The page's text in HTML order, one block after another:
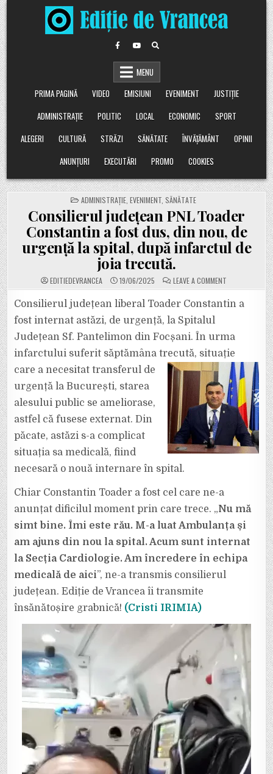
Skip
to
content
MENU
PRIMA PAGINĂ
VIDEO EMISIUNI EVENIMENT
JUSTIȚIE
ADMINISTRAȚIE
POLITIC LOCAL ECONOMIC
SPORT
ALEGERI
CULTURĂ STRĂZI SĂNĂTATE ÎNVĂȚĂMÂNT
OPINII
ANUNȚURI
EXECUTĂRI PROMO COOKIES
POSTED
IN
ADMINISTRAȚIE EVENIMENT SĂNĂTATE
Consilierul județean PNL Toader
Constantin a fost dus, din nou, de
urgență la spital, după infarctul de
joia trecută.
EDITIEDEVRANCEA 19/06/2025 LEAVE A COMMENTON
CONSILIERUL
PNL
TOADER
DUS,
NOU,
DE
URGENȚĂ
LA
SPITAL,
DUPĂ
INFARCTUL
DE
JOIA
TRECUTĂ.
Consilierul județean liberal Toader Constantin a
fost internat astăzi, de urgență, la Spitalul
Județean Sf. Pantelimon din Focșani. În urma
infarctului suferit săptămâna trecută, situație
care anecesitat transferul de
urgență la București, starea
alesului public se ameliorase,
astfel că fusese externat. Din
păcate, astăzi s-a complicat
situația sa medicală, fiind
necesară o nouă internare în spital.
Chiar Constantin Toader a fost cel care ne-a
anunțat dificilul moment prin care trece. „Nu mă
simt bine. Îmi este rău. M-a luat Ambulanța și
am ajuns din nou la spital. Acum sunt internat
la Secția Cardiologie. Am încredere în echipa
medicală de aici”, ne-a transmis consilierul
județean. Ediție de Vrancea îi transmite
însănătoșire grabnică! (Cristi IRIMIA)